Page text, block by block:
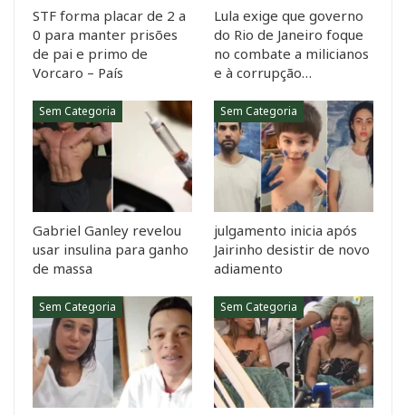
STF forma placar de 2 a
0 para manter prisões
de pai e primo de
Vorcaro – País
Lula exige que governo
do Rio de Janeiro foque
no combate a milicianos
e à corrupção…
Sem Categoria
Gabriel Ganley revelou
usar insulina para ganho
de massa
Sem Categoria
julgamento inicia após
Jairinho desistir de novo
adiamento
Sem Categoria Sem Categoria